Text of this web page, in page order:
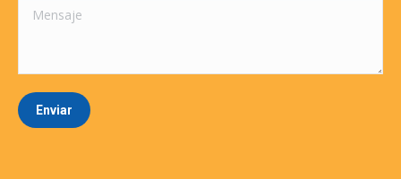
Mensaje
Enviar